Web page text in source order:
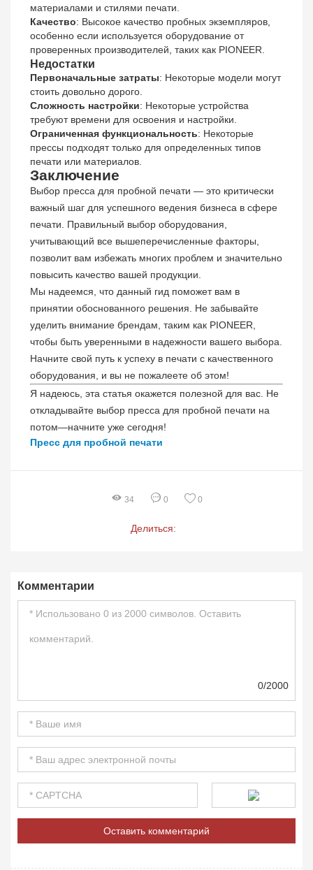
материалами и стилями печати.
Качество: Высокое качество пробных экземпляров,
особенно если используется оборудование от
проверенных производителей, таких как PIONEER.
Недостатки
Первоначальные затраты: Некоторые модели могут
стоить довольно дорого.
Сложность настройки: Некоторые устройства
требуют времени для освоения и настройки.
Ограниченная функциональность: Некоторые
прессы подходят только для определенных типов
печати или материалов.
Заключение
Выбор пресса для пробной печати — это критически
важный шаг для успешного ведения бизнеса в сфере
печати. Правильный выбор оборудования,
учитывающий все вышеперечисленные факторы,
позволит вам избежать многих проблем и значительно
повысить качество вашей продукции.
Мы надеемся, что данный гид поможет вам в
принятии обоснованного решения. Не забывайте
уделить внимание брендам, таким как PIONEER,
чтобы быть уверенными в надежности вашего выбора.
Начните свой путь к успеху в печати с качественного
оборудования, и вы не пожалеете об этом!
Я надеюсь, эта статья окажется полезной для вас. Не
откладывайте выбор пресса для пробной печати на
потом—начните уже сегодня!
Пресс для пробной печати
34 0 0
Делиться:
Комментарии
0/2000